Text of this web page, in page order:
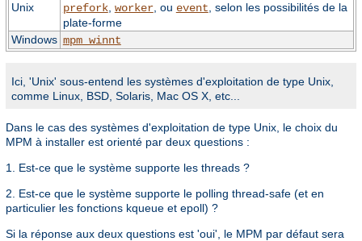
Unix
prefork, worker, ou event, selon les possibilités de la
plate-forme
Windows mpm_winnt
Ici, 'Unix' sous-entend les systèmes d'exploitation de type Unix,
comme Linux, BSD, Solaris, Mac OS X, etc...
Dans le cas des systèmes d'exploitation de type Unix, le choix du
MPM à installer est orienté par deux questions :
1. Est-ce que le système supporte les threads ?
2. Est-ce que le système supporte le polling thread-safe (et en
particulier les fonctions kqueue et epoll) ?
Si la réponse aux deux questions est 'oui', le MPM par défaut sera